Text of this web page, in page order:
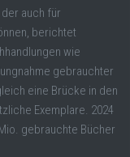
auch für
berichtet
wie
gebrauchter
eine Brücke in den
Exemplare. 2024
gebrauchte Bücher